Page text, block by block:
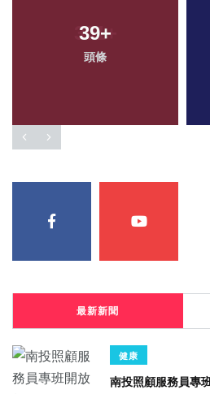
39+
頭條
最新新聞
健康
南投照顧服務員專